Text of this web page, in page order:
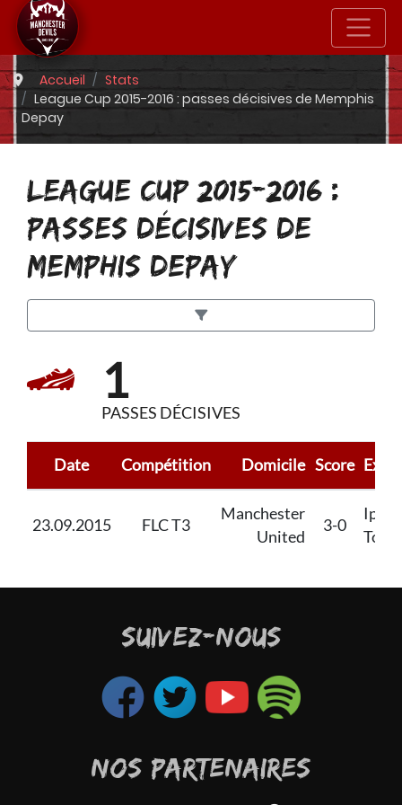
Accueil
Stats
League Cup 2015-2016 : passes décisives de Memphis
Depay
LEAGUE CUP 2015-2016 :
PASSES DÉCISIVES DE
MEMPHIS DEPAY
1
PASSES DÉCISIVES
Date Compétition Domicile Score
23.09.2015 FLC T3
Manchester
United
3-0
Town
SUIVEZ-NOUS
NOS PARTENAIRES